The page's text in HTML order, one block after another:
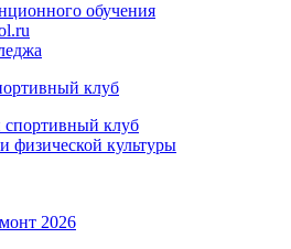
обучения
клуб
спортивный клуб
физической культуры
2026